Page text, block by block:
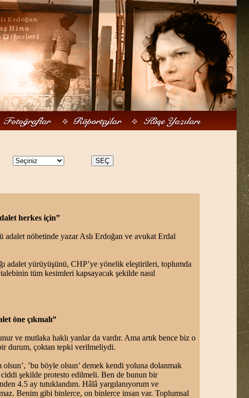
herkes için”
adalet nöbetinde yazar Aslı Erdoğan ve avukat Erdal
adalet yürüyüşünü, CHP’ye yönelik eleştirileri, toplumda
tüm kesimleri kapsayacak şekilde nasıl
öne çıkmalı”
ve mutlaka haklı yanlar da vardır. Ama artık bence biz o
durum, çoktan tepki verilmeliydi.
’bu böyle olsun’ demek kendi yoluna dolanmak
şekilde protesto edilmeli. Ben de bunun bir
4.5 ay tutuklandım. Hâlâ yargılanıyorum ve
Benim gibi binlerce, on binlerce insan var. Toplumsal